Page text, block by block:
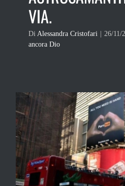
VIA.
Di Alessandra Cristofari 26/11/
ancora Dio